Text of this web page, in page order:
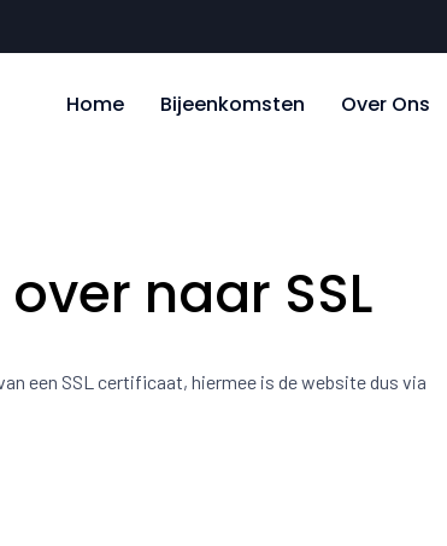
Home Bijeenkomsten Over Ons
naar SSL
een SSL certificaat, hiermee is de website dus via